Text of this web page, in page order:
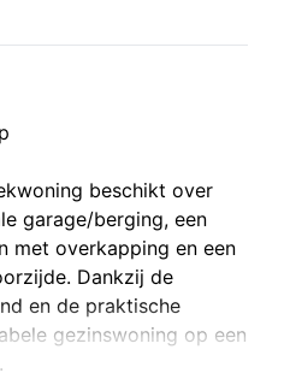
beschikt over
garage/berging, een
met overkapping en een
Dankzij de
en de praktische
gezinswoning op een